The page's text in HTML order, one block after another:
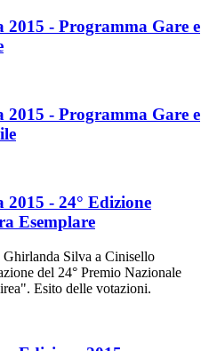
2015 - Programma Gare e
2015 - Programma Gare e
2015 - 24° Edizione
Esemplare
Silva a Cinisello
del 24° Premio Nazionale
Esito delle votazioni.